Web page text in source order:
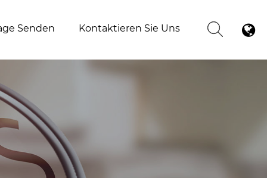
Senden Kontaktieren Sie Uns